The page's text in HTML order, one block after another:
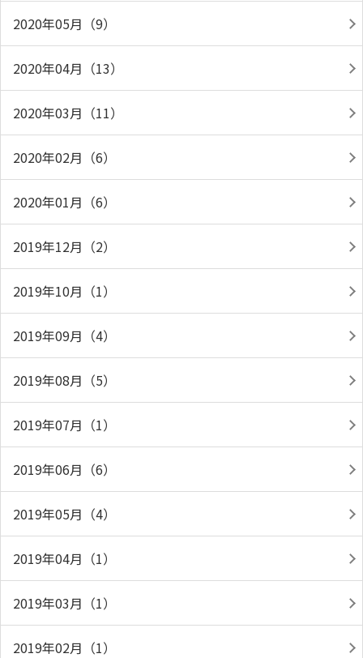
2020年05月（9）
2020年04月（13）
2020年03月（11）
2020年02月（6）
2020年01月（6）
2019年12月（2）
2019年10月（1）
2019年09月（4）
2019年08月（5）
2019年07月（1）
2019年06月（6）
2019年05月（4）
2019年04月（1）
2019年03月（1）
2019年02月（1）